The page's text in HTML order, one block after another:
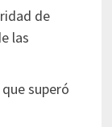
de
las
superó